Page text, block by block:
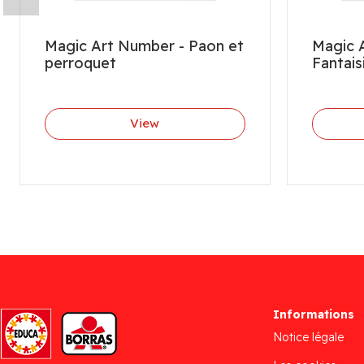
Magic Art Number - Paon et
perroquet
View
Magic
Informations
Notice légale